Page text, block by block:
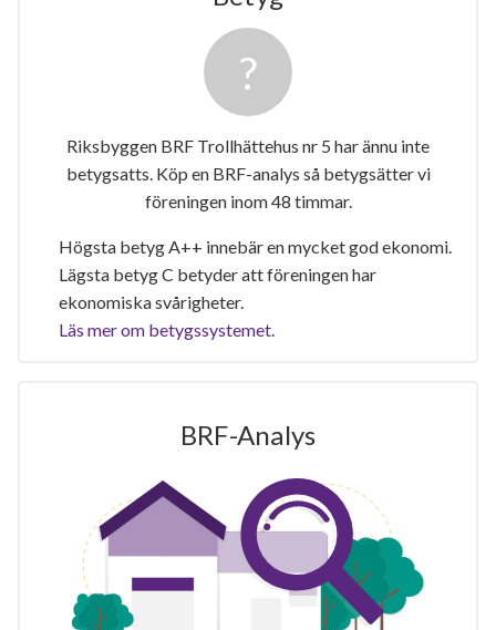
Riksbyggen BRF Trollhättehus nr 5 har ännu inte
betygsatts. Köp en BRF-analys så betygsätter vi
föreningen inom 48 timmar.
Högsta betyg A++ innebär en mycket god ekonomi.
Lägsta betyg C betyder att föreningen har
ekonomiska svårigheter.
Läs mer om betygssystemet.
BRF-Analys